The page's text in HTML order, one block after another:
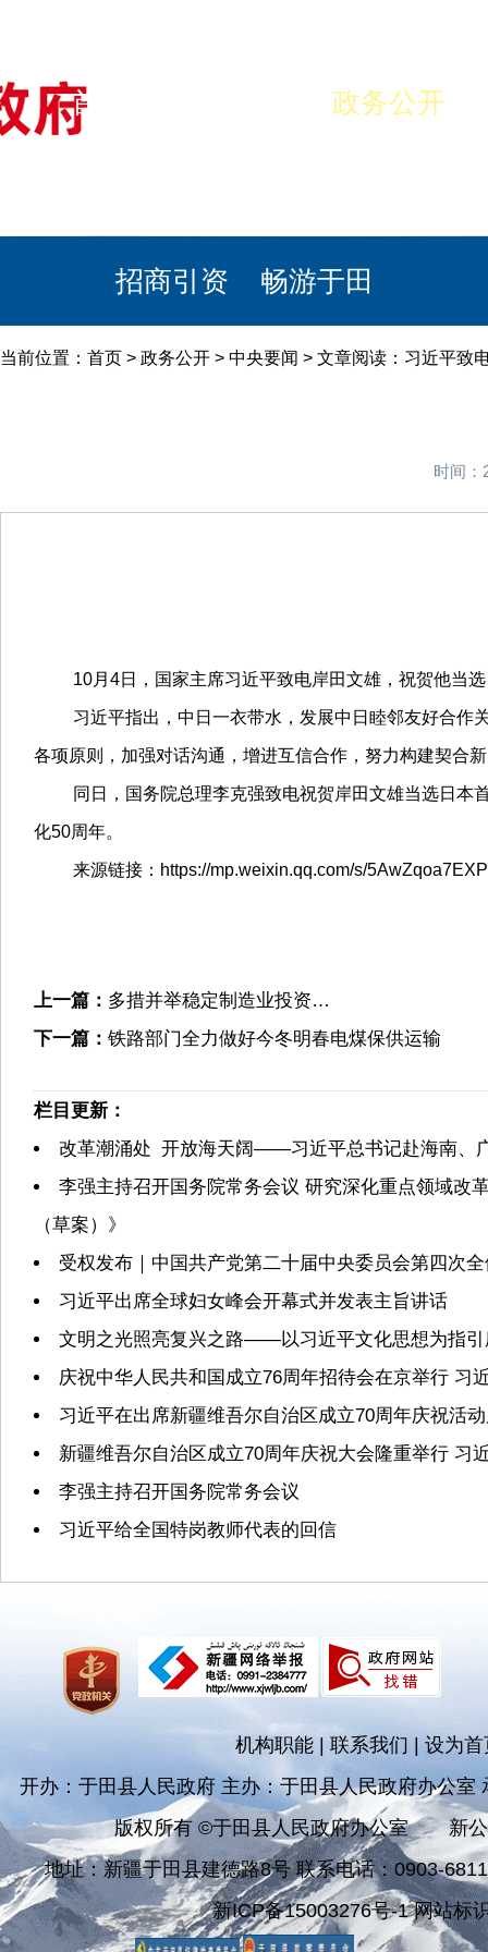
首页 政务公开
招商引资 畅游于田
当前位置： 首页 > 政务公开 > 中央要闻 > 文章阅读：习近平致
时间：
10月4日，国家主席习近平致电岸田文雄，祝贺他当选
习近平指出，中日一衣带水，发展中日睦邻友好合作关
各项原则，加强对话沟通，增进互信合作，努力构建契合
同日，国务院总理李克强致电祝贺岸田文雄当选日本首
化50周年。
来源链接：https://mp.weixin.qq.com/s/
上一篇： 多措并举稳定制造业投资…
下一篇： 铁路部门全力做好今冬明春电煤保供运输
栏目更新：
改革潮涌处 开放海天阔——习近平总书记赴海南、
李强主持召开国务院常务会议 研究深化重点领域改
（草案）》
受权发布｜中国共产党第二十届中央委员会第四次
习近平出席全球妇女峰会开幕式并发表主旨讲话
文明之光照亮复兴之路——以习近平文化思想为指引
庆祝中华人民共和国成立76周年招待会在京举行 习
习近平在出席新疆维吾尔自治区成立70周年庆祝活
新疆维吾尔自治区成立70周年庆祝大会隆重举行 习
李强主持召开国务院常务会议
习近平给全国特岗教师代表的回信
机构职能 联系我们|设为首
开办：于田县人民政府 主办：于田县人民政府办公室
版权所有 ©于田县人民政府办公室
新
地址：新疆于田县建德路8号 联系电话：0903-
新ICP备15003276号-1 网站标